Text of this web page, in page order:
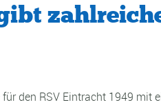
den RSV Eintracht 1949